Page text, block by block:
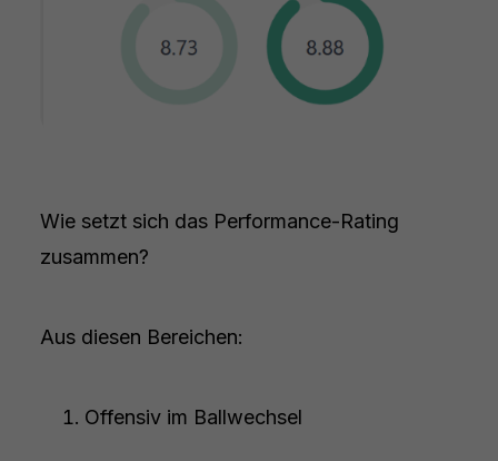
Wie setzt sich das Performance-Rating
zusammen?
Aus diesen Bereichen:
Offensiv im Ballwechsel